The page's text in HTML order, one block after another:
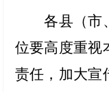
各县（市
位要高度重视
责任，加大宣